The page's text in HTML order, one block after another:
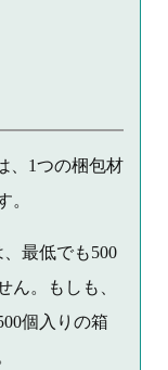
、1つの梱包材
。
最低でも500
ん。もしも、
個入りの箱